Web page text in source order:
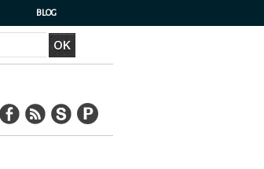
BLOG
lieu confirmé, la
la Cour de
(CLE),
après la
du non-lieu